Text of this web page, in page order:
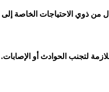
من ذوي الاحتياجات الخاصة
لتجنب الحوادث أو الإصابات.